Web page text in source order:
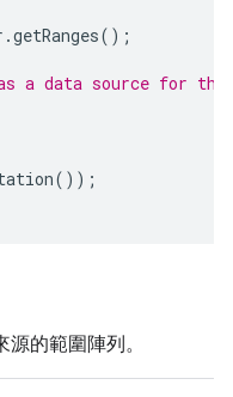
.getRanges();
a data source for
());
源的範圍陣列。